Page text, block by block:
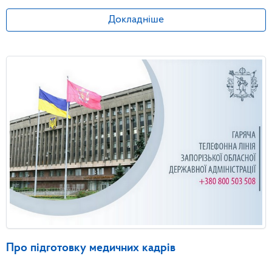
Докладніше
Про підготовку медичних кадрів